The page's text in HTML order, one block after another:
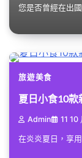
您是否曾經在出
旅遊美食
夏日小食10款
Admin 11 10
在炎炎夏日，享